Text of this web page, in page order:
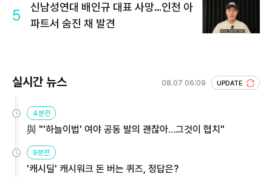
5
신남성연대 배인규 대표 사망…인천 아
파트서 숨진 채 발견
실시간 뉴스 08.07 06:09 UPDATE
4분전
與 "'하늘이법' 여야 공동 발의 괜찮아…그것이 협치"
9분전
'캐시딜' 캐시워크 돈 버는 퀴즈, 정답은?